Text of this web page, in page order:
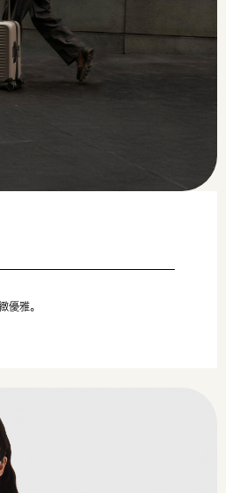
優雅。